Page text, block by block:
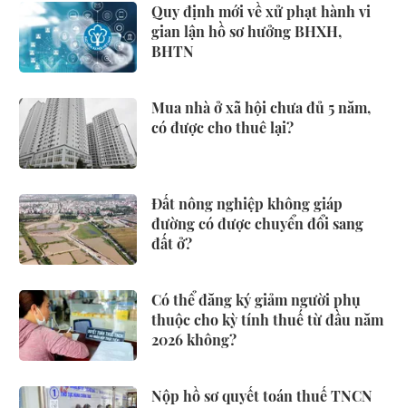
Quy định mới về xử phạt hành vi
gian lận hồ sơ hưởng BHXH,
BHTN
Mua nhà ở xã hội chưa đủ 5 năm,
có được cho thuê lại?
Đất nông nghiệp không giáp
đường có được chuyển đổi sang
đất ở?
Có thể đăng ký giảm người phụ
thuộc cho kỳ tính thuế từ đầu năm
2026 không?
Nộp hồ sơ quyết toán thuế TNCN